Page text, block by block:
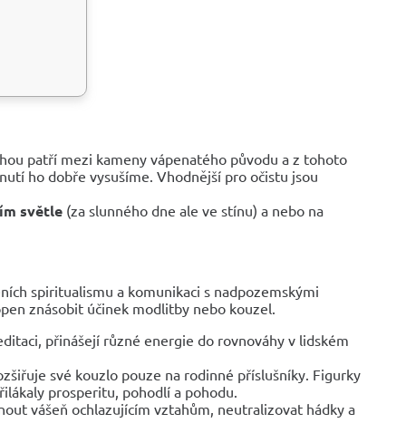
patří mezi kameny vápenatého původu a z tohoto
ho dobře vysušíme. Vhodnější pro očistu jsou
světle (za slunného dne ale ve stínu) a nebo na
spiritualismu a komunikaci s nadpozemskými
znásobit účinek modlitby nebo kouzel.
přinášejí různé energie do rovnováhy v lidském
své kouzlo pouze na rodinné příslušníky. Figurky
prosperitu, pohodlí a pohodu.
vášeň ochlazujícím vztahům, neutralizovat hádky a